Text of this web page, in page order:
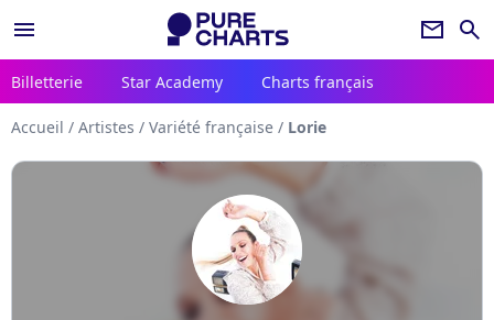
menu newsletter search
Billetterie Star Academy Charts français
Accueil / Artistes / Variété française / Lorie